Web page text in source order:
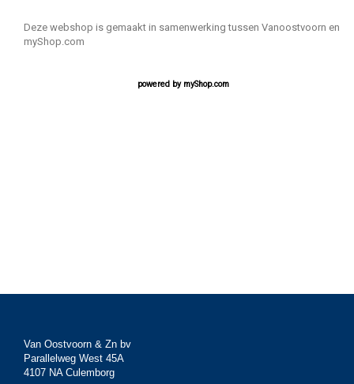
Deze webshop is gemaakt in samenwerking tussen Vanoostvoorn en
myShop.com
powered by myShop.com
Van Oostvoorn & Zn bv
Parallelweg West 45A
4107 NA Culemborg